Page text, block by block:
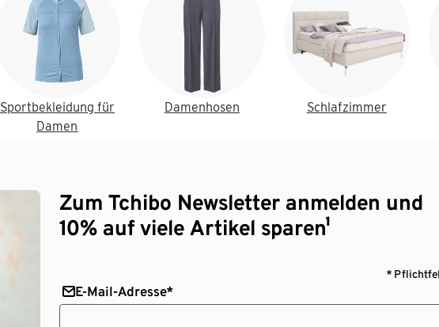
Sportbekleidung für
Damen
Damenhosen Schlafzimmer
Zum Tchibo Newsletter anmelden und
10% auf viele Artikel sparen¹
*
E-Mail-Adresse*